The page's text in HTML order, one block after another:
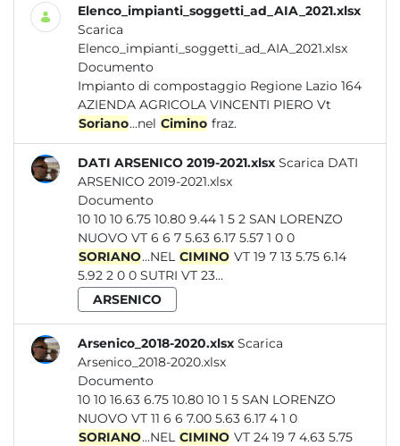
Elenco_impianti_soggetti_ad_AIA_2021.xlsx
Scarica
Elenco_impianti_soggetti_ad_AIA_2021.xlsx
Documento
Impianto di compostaggio Regione Lazio 164
AZIENDA AGRICOLA VINCENTI PIERO Vt
Soriano...nel Cimino fraz.
DATI ARSENICO 2019-2021.xlsx Scarica DATI
ARSENICO 2019-2021.xlsx
Documento
10 10 10 6.75 10.80 9.44 1 5 2 SAN LORENZO
NUOVO VT 6 6 7 5.63 6.17 5.57 1 0 0
SORIANO...NEL CIMINO VT 19 7 13 5.75 6.14
5.92 2 0 0 SUTRI VT 23...
ARSENICO
Arsenico_2018-2020.xlsx Scarica
Arsenico_2018-2020.xlsx
Documento
10 10 16.63 6.75 10.80 10 1 5 SAN LORENZO
NUOVO VT 11 6 6 7.00 5.63 6.17 4 1 0
SORIANO...NEL CIMINO VT 24 19 7 4.63 5.75